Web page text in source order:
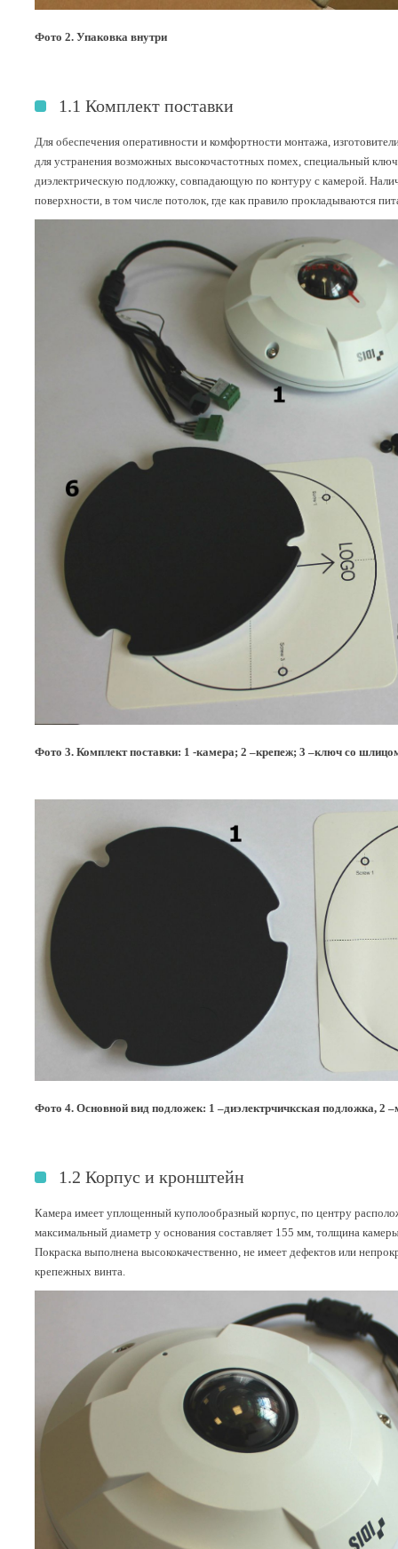
Фото 2. Упаковка внутри
1.1 Комплект поставки
Для обеспечения оперативности и комфортности монтажа,
для устранения возможных высокочастотных помех, специальный
диэлектрическую подложку, совпадающую по контуру с камерой.
поверхности, в том числе потолок, где как правило прокладываются
Фото 3. Комплект поставки: 1 -камера; 2 –крепеж; 3 –ключ со
Фото 4. Основной вид подложек: 1 –диэлектрчичкская подложка, 2
1.2 Корпус и кронштейн
Камера имеет уплощенный куполообразный корпус, по центру
максимальный диаметр у основания составляет 155 мм, толщина
Покраска выполнена высококачественно, не имеет дефектов или
крепежных винта.